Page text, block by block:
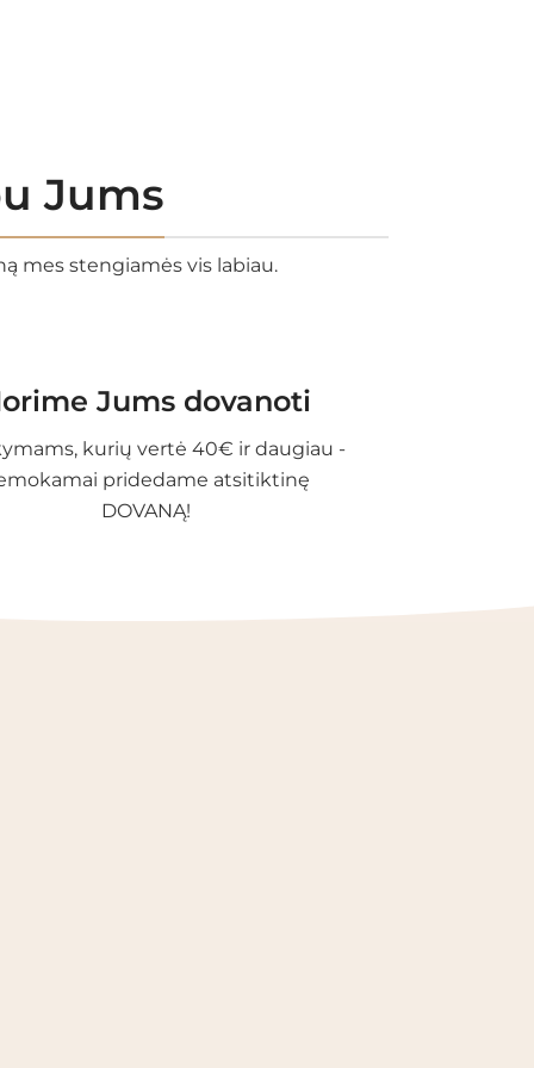
Jums
mes stengiamės vis labiau.
Jums dovanoti
kurių vertė 40€ ir daugiau -
pridedame atsitiktinę
DOVANĄ!